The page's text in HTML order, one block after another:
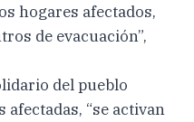
hogares afectados,
de evacuación”,
del pueblo
“se activan